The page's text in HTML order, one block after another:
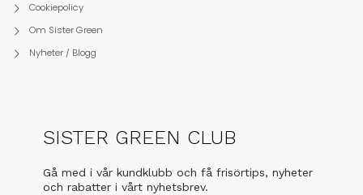
Cookiepolicy
Om Sister Green
Nyheter / Blogg